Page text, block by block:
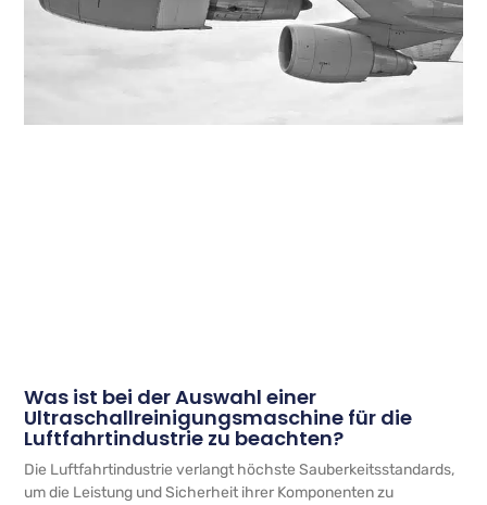
Was ist bei der Auswahl einer
Ultraschallreinigungsmaschine für die
Luftfahrtindustrie zu beachten?
Die Luftfahrtindustrie verlangt höchste Sauberkeitsstandards,
um die Leistung und Sicherheit ihrer Komponenten zu